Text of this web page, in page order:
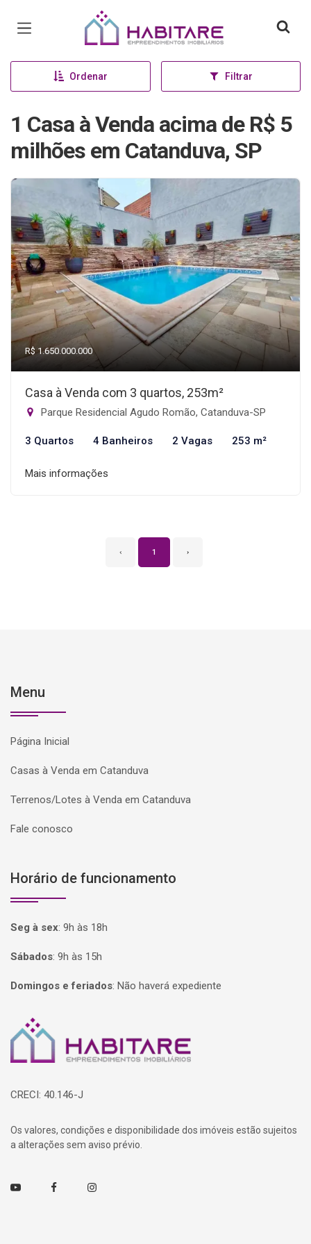
Página inicial
Ordenar Filtrar
1 Casa à Venda acima de R$ 5
milhões em Catanduva, SP
R$ 1.650.000.000
Casa à Venda com 3 quartos, 253m²
Parque Residencial Agudo Romão, Catanduva-SP
3 Quartos 4 Banheiros 2 Vagas 253 m²
Mais informações
‹ 1 ›
Menu
Página Inicial
Casas à Venda em Catanduva
Terrenos/Lotes à Venda em Catanduva
Fale conosco
Horário de funcionamento
Seg à sex: 9h às 18h
Sábados: 9h às 15h
Domingos e feriados: Não haverá expediente
Página inicial
CRECI: 40.146-J
Os valores, condições e disponibilidade dos imóveis estão sujeitos
a alterações sem aviso prévio.
Youtube FacebookInstagram